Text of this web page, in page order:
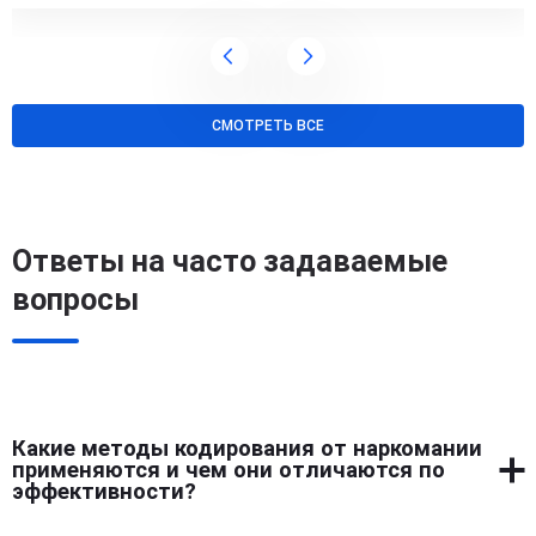
СМОТРЕТЬ ВСЕ
Ответы на часто задаваемые
вопросы
Какие методы кодирования от наркомании
применяются и чем они отличаются по
эффективности?